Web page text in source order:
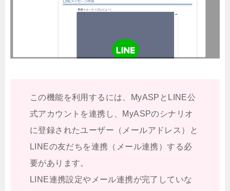
この機能を利用するには、MyASPとLINE公
式アカウントを連携し、MyASPのシナリオ
に登録されたユーザー（メールアドレス）と
LINEの友だちを連携（メール連携）する必
要があります。
LINE連携設定やメール連携が完了していな